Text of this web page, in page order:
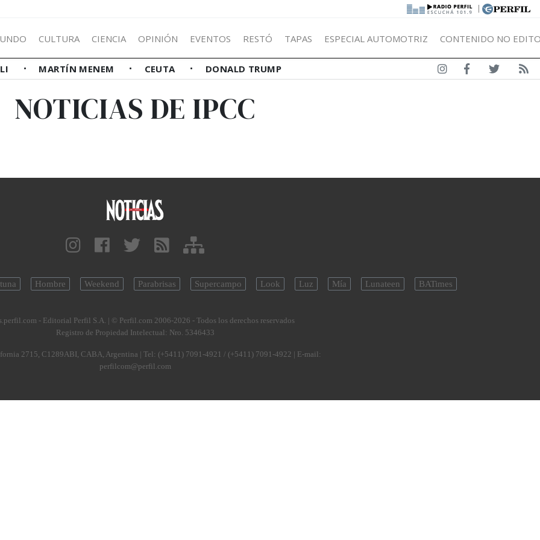
|
CULTURA CIENCIA OPINIÓN EVENTOS RESTÓ TAPAS ESPECIAL AUTOMOTRIZ CONTENIDO NO
MARTÍN MENEM CEUTA DONALD TRUMP
NOTICIAS DE IPCC
Hombre Weekend Parabrisas Supercampo Look Luz Mía Lunateen BATimes
- Editorial Perfil S.A. | © Perfil.com 2006-2026 - Todos los derechos reservados
Registro de Propiedad Intelectual: Nro. 5346433
2715, C1289ABI, CABA, Argentina | Tel: (+5411) 7091-4921 / (+5411) 7091-4922 | E-mail:
perfilcom@perfil.com